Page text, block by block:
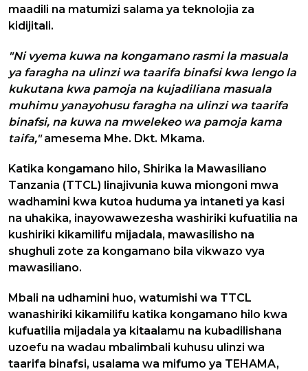
maadili na matumizi salama ya teknolojia za
kidijitali.
"Ni vyema kuwa na kongamano rasmi la masuala
ya faragha na ulinzi wa taarifa binafsi kwa lengo la
kukutana kwa pamoja na kujadiliana masuala
muhimu yanayohusu faragha na ulinzi wa taarifa
binafsi, na kuwa na mwelekeo wa pamoja kama
taifa,"amesema Mhe. Dkt. Mkama.
Katika kongamano hilo, Shirika la Mawasiliano
Tanzania (TTCL) linajivunia kuwa miongoni mwa
wadhamini kwa kutoa huduma ya intaneti ya kasi
na uhakika, inayowawezesha washiriki kufuatilia na
kushiriki kikamilifu mijadala, mawasilisho na
shughuli zote za kongamano bila vikwazo vya
mawasiliano.
Mbali na udhamini huo, watumishi wa TTCL
wanashiriki kikamilifu katika kongamano hilo kwa
kufuatilia mijadala ya kitaalamu na kubadilishana
uzoefu na wadau mbalimbali kuhusu ulinzi wa
taarifa binafsi, usalama wa mifumo ya TEHAMA,